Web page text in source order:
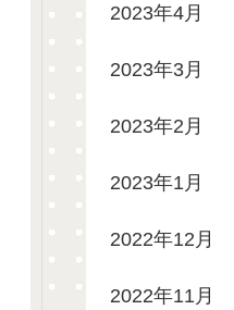
2023年4月
2023年3月
2023年2月
2023年1月
2022年12月
2022年11月